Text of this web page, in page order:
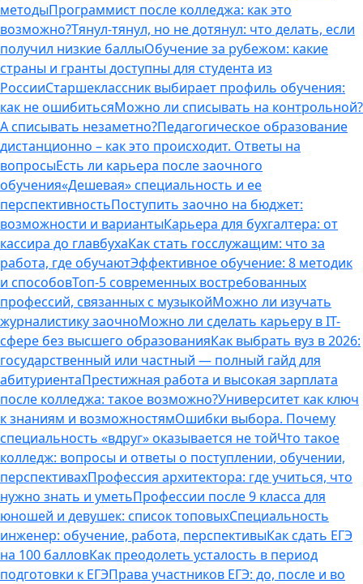
методыПрограммист после колледжа: как это
возможно?Тянул-тянул, но не дотянул: что делать, если
получил низкие баллыОбучение за рубежом: какие
страны и гранты доступны для студента из
РоссииСтаршеклассник выбирает профиль обучения:
как не ошибитьсяМожно ли списывать на контрольной?
А списывать незаметно?Педагогическое образование
дистанционно – как это происходит. Ответы на
вопросыЕсть ли карьера после заочного
обучения«Дешевая» специальность и ее
перспективностьПоступить заочно на бюджет:
возможности и вариантыКарьера для бухгалтера: от
кассира до главбухаКак стать госслужащим: что за
работа, где обучаютЭффективное обучение: 8 методик
и способовТоп-5 современных востребованных
профессий, связанных с музыкойМожно ли изучать
журналистику заочноМожно ли сделать карьеру в IT-
сфере без высшего образованияКак выбрать вуз в 2026:
государственный или частный — полный гайд для
абитуриентаПрестижная работа и высокая зарплата
после колледжа: такое возможно?Университет как ключ
к знаниям и возможностямОшибки выбора. Почему
специальность «вдруг» оказывается не тойЧто такое
колледж: вопросы и ответы о поступлении, обучении,
перспективахПрофессия архитектора: где учиться, что
нужно знать и уметьПрофессии после 9 класса для
юношей и девушек: список топовыхСпециальность
инженер: обучение, работа, перспективыКак сдать ЕГЭ
на 100 балловКак преодолеть усталость в период
подготовки к ЕГЭПрава участников ЕГЭ: до, после и во